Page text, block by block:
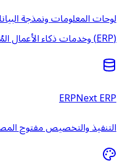
لوحات المعلومات ونمذجة
(ERP) وخدمات ذكاء الأعمال المُدارة.
ERPNext ERP
التنفيذ والتخصيص مفتوح